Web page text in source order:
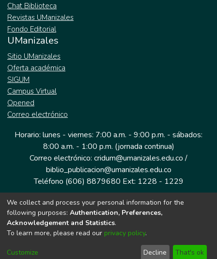
Chat Biblioteca
Revistas UManizales
Fondo Editorial
UManizales
Sitio UManizales
Oferta académica
SIGUM
Campus Virtual
Opened
Correo electrónico
Horario: lunes - viernes: 7:00 a.m. - 9:00 p.m. - sábados:
8:00 a.m. - 1:00 p.m. (jornada continua)
Correo electrónico: cridum@umanizales.edu.co /
biblio_publicacion@umanizales.edu.co
Teléfono (606) 8879680 Ext: 1228 - 1229
Dirección: Cra 9 a # 19-03 Edificio histórico, piso 1
Manizales, Caldas
Colombia.
Tecnología DSpace implementada por
We collect and process your personal information for the
following purposes: Authentication, Preferences,
Acknowledgement and Statistics.
To learn more, please read our privacy policy.
Customize Decline That's ok